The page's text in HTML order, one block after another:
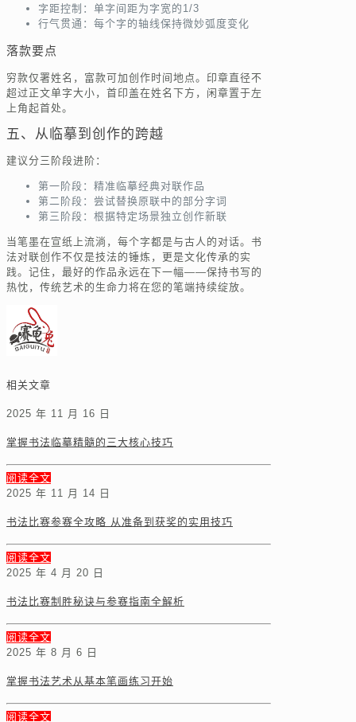
字距控制：单字间距为字宽的1/3
行气贯通：每个字的轴线保持微妙弧度变化
落款要点
穷款仅署姓名，富款可加创作时间地点。印章直径不
超过正文单字大小，首印盖在姓名下方，闲章置于左
上角起首处。
五、从临摹到创作的跨越
建议分三阶段进阶：
第一阶段：精准临摹经典对联作品
第二阶段：尝试替换原联中的部分字词
第三阶段：根据特定场景独立创作新联
当笔墨在宣纸上流淌，每个字都是与古人的对话。书
法对联创作不仅是技法的锤炼，更是文化传承的实
践。记住，最好的作品永远在下一幅——保持书写的
热忱，传统艺术的生命力将在您的笔端持续绽放。
相关文章
2025 年 11 月 16 日
掌握书法临摹精髓的三大核心技巧
阅读全文
2025 年 11 月 14 日
书法比赛参赛全攻略 从准备到获奖的实用技巧
阅读全文
2025 年 4 月 20 日
书法比赛制胜秘诀与参赛指南全解析
阅读全文
2025 年 8 月 6 日
掌握书法艺术从基本笔画练习开始
阅读全文